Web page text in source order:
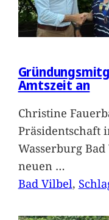
Amtszeit an
Christine
Präsidentschaft
Wasserburg
neuen …
Bad Vilbel,